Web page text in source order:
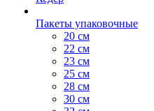
Пакеты упаковочные
20 см
22 см
23 см
25 см
28 см
30 см